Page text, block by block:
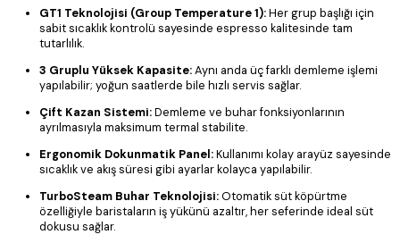
GT1 Teknolojisi (Group Temperature 1):Her grup başlığı için
sabit sıcaklık kontrolü sayesinde espresso kalitesinde tam
tutarlılık.
3 Gruplu Yüksek Kapasite:Aynı anda üç farklı demleme işlemi
yapılabilir; yoğun saatlerde bile hızlı servis sağlar.
Çift Kazan Sistemi:Demleme ve buhar fonksiyonlarının
ayrılmasıyla maksimum termal stabilite.
Ergonomik Dokunmatik Panel:Kullanımı kolay arayüz sayesinde
sıcaklık ve akış süresi gibi ayarlar kolayca yapılabilir.
TurboSteam Buhar Teknolojisi:Otomatik süt köpürtme
özelliğiyle baristaların iş yükünü azaltır, her seferinde ideal süt
dokusu sağlar.